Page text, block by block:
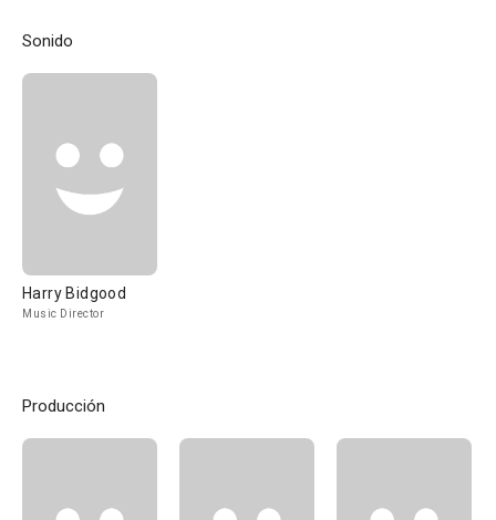
Sonido
Harry Bidgood
Music Director
Producción